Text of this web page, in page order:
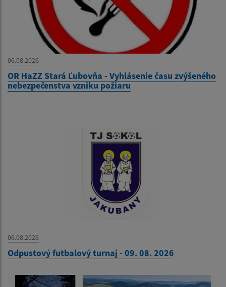
06.08.2026
OR HaZZ Stará Ľubovňa - Vyhlásenie času zvýšeného
nebezpečenstva vzniku požiaru
06.08.2026
Odpustový futbalový turnaj - 09. 08. 2026